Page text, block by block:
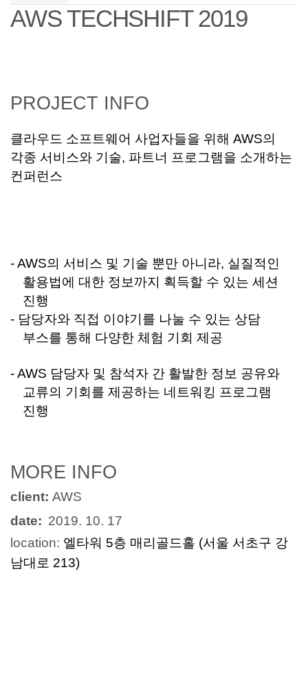
AWS TECHSHIFT 2019
PROJECT INFO
클라우드 소프트웨어 사업자들을 위해 AWS의
각종 서비스와 기술, 파트너 프로그램을 소개하는
컨퍼런스
- AWS의 서비스 및 기술 뿐만 아니라, 실질적인
활용법에 대한 정보까지 획득할 수 있는 세션
진행
- 담당자와 직접 이야기를 나눌 수 있는 상담
부스를 통해 다양한 체험 기회 제공
- AWS 담당자 및 참석자 간 활발한 정보 공유와
교류의 기회를 제공하는 네트워킹 프로그램
진행
MORE INFO
client: AWS
date: 2019. 10. 17
location: 엘타워 5층 매리골드홀 (서울 서초구 강
남대로 213)